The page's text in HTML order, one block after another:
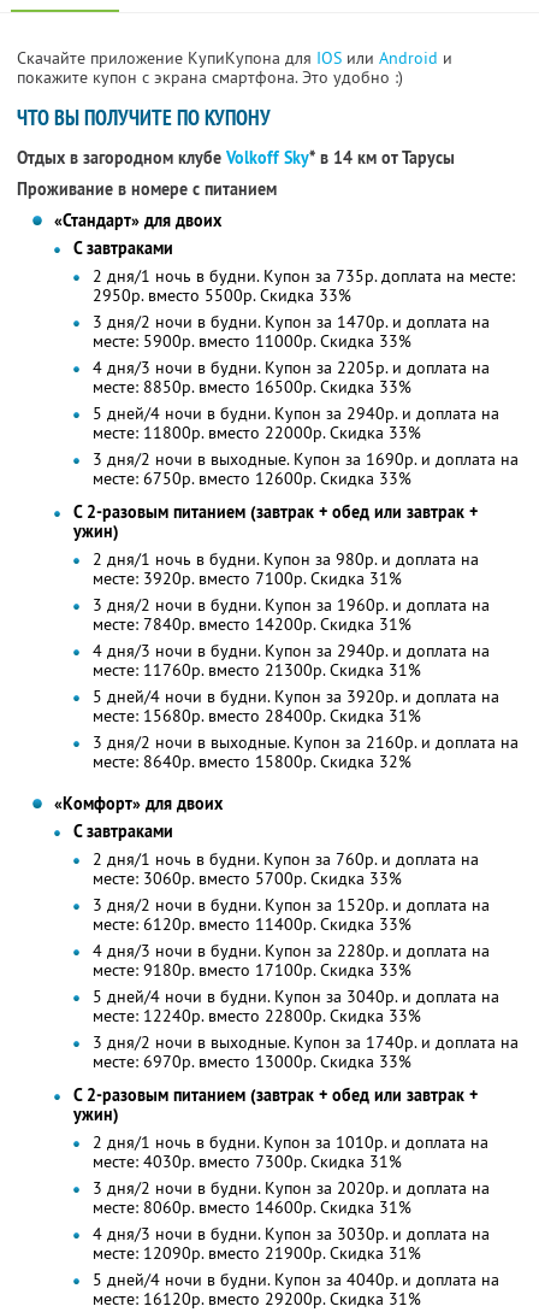
Скачайте приложение КупиКупона для IOS или Android и
покажите купон с экрана смартфона. Это удобно :)
ЧТО ВЫ ПОЛУЧИТЕ ПО КУПОНУ
Отдых в загородном клубе Volkoff Sky* в 14 км от Тарусы
Проживание в номере с питанием
«Стандарт» для двоих
С завтраками
2 дня/1 ночь в будни. Купон за 735р. доплата на месте:
2950р. вместо 5500р. Скидка 33%
3 дня/2 ночи в будни. Купон за 1470р. и доплата на
месте: 5900р. вместо 11000р. Скидка 33%
4 дня/3 ночи в будни. Купон за 2205р. и доплата на
месте: 8850р. вместо 16500р. Скидка 33%
5 дней/4 ночи в будни. Купон за 2940р. и доплата на
месте: 11800р. вместо 22000р. Скидка 33%
3 дня/2 ночи в выходные. Купон за 1690р. и доплата на
месте: 6750р. вместо 12600р. Скидка 33%
С 2-разовым питанием (завтрак + обед или завтрак +
ужин)
2 дня/1 ночь в будни. Купон за 980р. и доплата на
месте: 3920р. вместо 7100р. Скидка 31%
3 дня/2 ночи в будни. Купон за 1960р. и доплата на
месте: 7840р. вместо 14200р. Скидка 31%
4 дня/3 ночи в будни. Купон за 2940р. и доплата на
месте: 11760р. вместо 21300р. Скидка 31%
5 дней/4 ночи в будни. Купон за 3920р. и доплата на
месте: 15680р. вместо 28400р. Скидка 31%
3 дня/2 ночи в выходные. Купон за 2160р. и доплата на
месте: 8640р. вместо 15800р. Скидка 32%
«Комфорт» для двоих
С завтраками
2 дня/1 ночь в будни. Купон за 760р. и доплата на
месте: 3060р. вместо 5700р. Скидка 33%
3 дня/2 ночи в будни. Купон за 1520р. и доплата на
месте: 6120р. вместо 11400р. Скидка 33%
4 дня/3 ночи в будни. Купон за 2280р. и доплата на
месте: 9180р. вместо 17100р. Скидка 33%
5 дней/4 ночи в будни. Купон за 3040р. и доплата на
месте: 12240р. вместо 22800р. Скидка 33%
3 дня/2 ночи в выходные. Купон за 1740р. и доплата на
месте: 6970р. вместо 13000р. Скидка 33%
С 2-разовым питанием (завтрак + обед или завтрак +
ужин)
2 дня/1 ночь в будни. Купон за 1010р. и доплата на
месте: 4030р. вместо 7300р. Скидка 31%
3 дня/2 ночи в будни. Купон за 2020р. и доплата на
месте: 8060р. вместо 14600р. Скидка 31%
4 дня/3 ночи в будни. Купон за 3030р. и доплата на
месте: 12090р. вместо 21900р. Скидка 31%
5 дней/4 ночи в будни. Купон за 4040р. и доплата на
месте: 16120р. вместо 29200р. Скидка 31%